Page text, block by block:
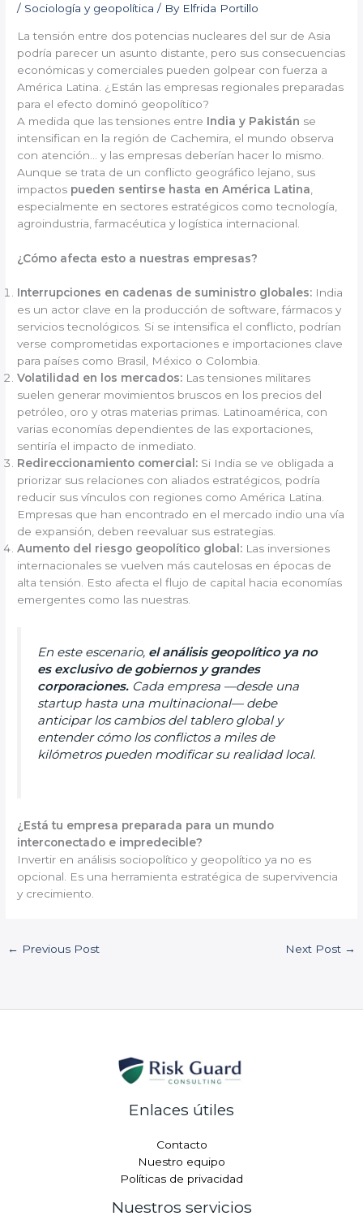
/ Sociología y geopolítica / By Elfrida Portillo
La tensión entre dos potencias nucleares del sur de Asia
podría parecer un asunto distante, pero sus consecuencias
económicas y comerciales pueden golpear con fuerza a
América Latina. ¿Están las empresas regionales preparadas
para el efecto dominó geopolítico?
A medida que las tensiones entre India y Pakistán se
intensifican en la región de Cachemira, el mundo observa
con atención… y las empresas deberían hacer lo mismo.
Aunque se trata de un conflicto geográfico lejano, sus
impactos pueden sentirse hasta en América Latina
especialmente en sectores estratégicos como tecnología,
agroindustria, farmacéutica y logística internacional.
¿Cómo afecta esto a nuestras empresas?
Interrupciones en cadenas de suministro globales: India
es un actor clave en la producción de software, fármacos y
servicios tecnológicos. Si se intensifica el conflicto, podrían
verse comprometidas exportaciones e importaciones clave
para países como Brasil, México o Colombia.
Volatilidad en los mercados: Las tensiones militares
suelen generar movimientos bruscos en los precios del
petróleo, oro y otras materias primas. Latinoamérica, con
varias economías dependientes de las exportaciones,
sentiría el impacto de inmediato.
Redireccionamiento comercial: Si India se ve obligada a
priorizar sus relaciones con aliados estratégicos, podría
reducir sus vínculos con regiones como América Latina.
Empresas que han encontrado en el mercado indio una vía
de expansión, deben reevaluar sus estrategias.
Aumento del riesgo geopolítico global: Las inversiones
internacionales se vuelven más cautelosas en épocas de
alta tensión. Esto afecta el flujo de capital hacia economías
emergentes como las nuestras.
En este escenario, el análisis geopolítico ya no
es exclusivo de gobiernos y grandes
corporaciones. Cada empresa —desde una
startup hasta una multinacional— debe
anticipar los cambios del tablero global y
entender cómo los conflictos a miles de
kilómetros pueden modificar su realidad local.
¿Está tu empresa preparada para un mundo
interconectado e impredecible?
Invertir en análisis sociopolítico y geopolítico ya no es
opcional. Es una herramienta estratégica de supervivencia
y crecimiento.
← Previous Post Next Post →
Enlaces útiles
Contacto
Nuestro equipo
Políticas de privacidad
Nuestros servicios